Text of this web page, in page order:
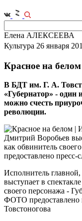
Елена АЛЕКСЕЕВА
Культура 26 января
Красное на белом
В БДТ им. Г. А.
«Губернатор» - один
можно счесть
революции.
Исполнитель
выступает в
своего персонажа -
ФОТО предоставлено
Товстоногова